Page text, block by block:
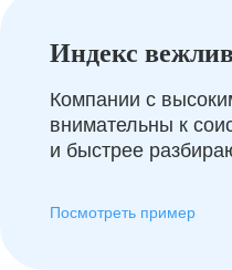
Индекс
Компании с
внимательны к
и быстрее
Посмотреть пример